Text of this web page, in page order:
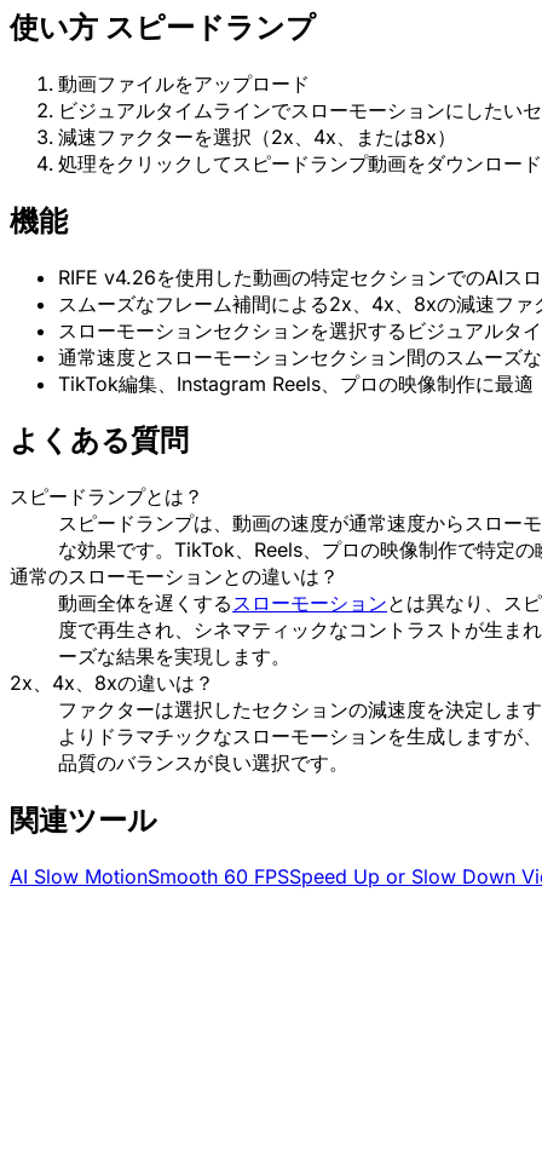
使い方 スピードランプ
動画ファイルをアップロード
ビジュアルタイムラインでスローモーションにしたい
減速ファクターを選択（2x、4x、または8x）
処理をクリックしてスピードランプ動画をダウンロード
機能
RIFE v4.26を使用した動画の特定セクションでのAIス
スムーズなフレーム補間による2x、4x、8xの減速ファ
スローモーションセクションを選択するビジュアルタ
通常速度とスローモーションセクション間のスムーズ
TikTok編集、Instagram Reels、プロの映像制作に最適
よくある質問
スピードランプとは？
スピードランプは、動画の速度が通常速度からスロー
な効果です。TikTok、Reels、プロの映像制作で特定
通常のスローモーションとの違いは？
動画全体を遅くするスローモーションとは異なり、ス
度で再生され、シネマティックなコントラストが生ま
ーズな結果を実現します。
2x、4x、8xの違いは？
ファクターは選択したセクションの減速度を決定し
よりドラマチックなスローモーションを生成しますが
品質のバランスが良い選択です。
関連ツール
AI Slow MotionSmooth 60 FPSSpeed Up or Slow Down